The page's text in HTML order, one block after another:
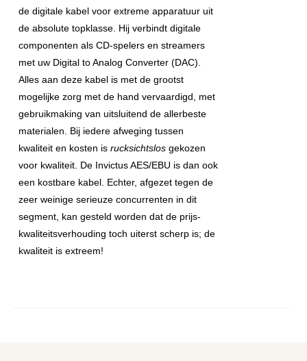
de digitale kabel voor extreme apparatuur uit
de absolute topklasse. Hij verbindt digitale
componenten als CD-spelers en streamers
met uw Digital to Analog Converter (DAC).
Alles aan deze kabel is met de grootst
mogelijke zorg met de hand vervaardigd, met
gebruikmaking van uitsluitend de allerbeste
materialen. Bij iedere afweging tussen
kwaliteit en kosten is rucksichtslosgekozen
voor kwaliteit. De Invictus AES/EBU is dan ook
een kostbare kabel. Echter, afgezet tegen de
zeer weinige serieuze concurrenten in dit
segment, kan gesteld worden dat de prijs-
kwaliteitsverhouding toch uiterst scherp is; de
kwaliteit is extreem!